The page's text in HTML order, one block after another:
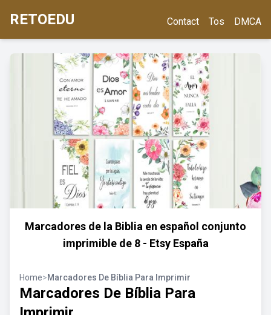
RETOEDU Contact Tos DMCA
Marcadores de la Biblia en español conjunto
imprimible de 8 - Etsy España
Home>Marcadores De Bíblia Para Imprimir
Marcadores De Bíblia Para